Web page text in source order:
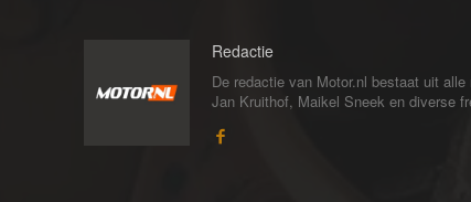
Redactie
De redactie van Motor.nl bestaat uit
Jan Kruithof, Maikel Sneek en diverse